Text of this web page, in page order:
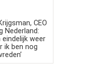
CEO
Nederland:
eindelijk weer
ik ben nog